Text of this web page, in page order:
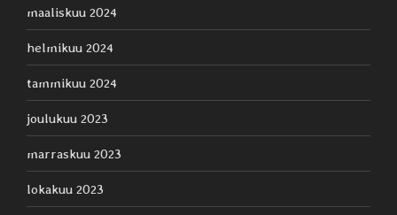
maaliskuu 2024
helmikuu 2024
tammikuu 2024
joulukuu 2023
marraskuu 2023
lokakuu 2023